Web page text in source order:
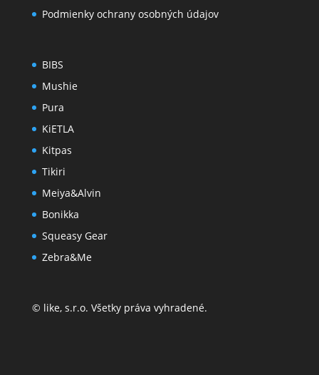
Podmienky ochrany osobných údajov
BIBS
Mushie
Pura
KiETLA
Kitpas
Tikiri
Meiya&Alvin
Bonikka
Squeasy Gear
Zebra&Me
© like, s.r.o. Všetky práva vyhradené.